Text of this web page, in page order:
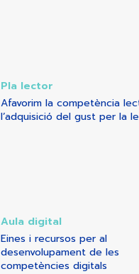
Pla lector
Afavorim la competència
l’adquisició del gust per la
Aula digital
Eines i recursos per al
desenvolupament de les
competències digitals